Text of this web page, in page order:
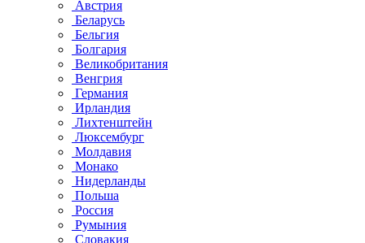
Австрия
Беларусь
Бельгия
Болгария
Великобритания
Венгрия
Германия
Ирландия
Лихтенштейн
Люксембург
Молдавия
Монако
Нидерланды
Польша
Россия
Румыния
Словакия